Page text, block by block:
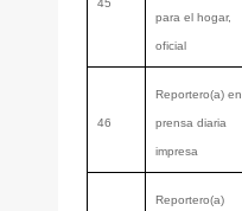
45
para el hogar,
oficial
46
Reportero(a) en
prensa diaria
impresa
Reportero(a)